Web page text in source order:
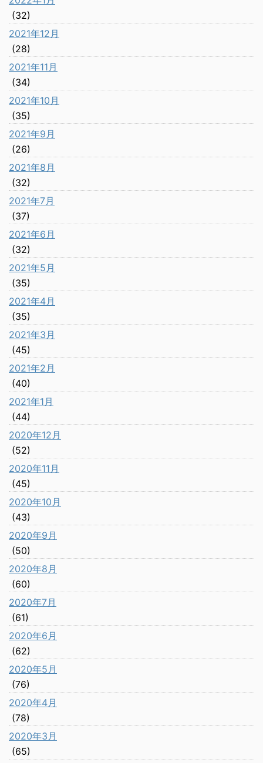
(32)
2021年12月
(28)
2021年11月
(34)
2021年10月
(35)
2021年9月
(26)
2021年8月
(32)
2021年7月
(37)
2021年6月
(32)
2021年5月
(35)
2021年4月
(35)
2021年3月
(45)
2021年2月
(40)
2021年1月
(44)
2020年12月
(52)
2020年11月
(45)
2020年10月
(43)
2020年9月
(50)
2020年8月
(60)
2020年7月
(61)
2020年6月
(62)
2020年5月
(76)
2020年4月
(78)
2020年3月
(65)